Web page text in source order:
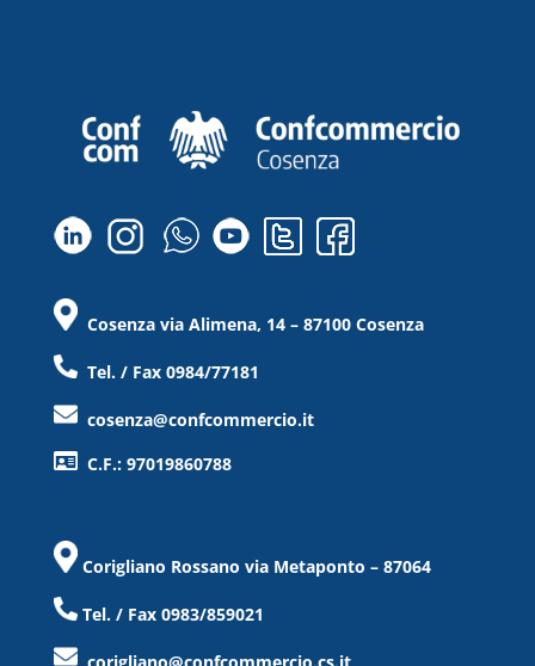
Cosenza via Alimena, 14 – 87100 Cosenza
Tel. / Fax 0984/77181
cosenza@confcommercio.it
C.F.: 97019860788
Corigliano Rossano via Metaponto – 87064
Tel. / Fax 0983/859021